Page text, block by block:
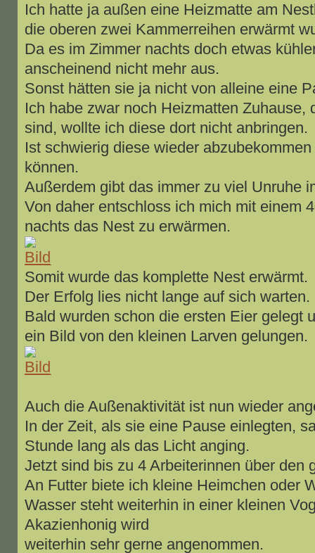
Ich hatte ja außen eine Heizmatte am
die oberen zwei Kammerreihen erwärmt
Da es im Zimmer nachts doch etwas
anscheinend nicht mehr aus.
Sonst hätten sie ja nicht von alleine eine
Ich habe zwar noch Heizmatten Zuhause,
sind, wollte ich diese dort nicht anbringen.
Ist schwierig diese wieder
können.
Außerdem gibt das immer zu viel Unruhe
Von daher entschloss ich mich mit einem
nachts das Nest zu erwärmen.
Somit wurde das komplette Nest erwärmt.
Der Erfolg lies nicht lange auf sich warten.
Bald wurden schon die ersten Eier gelegt
ein Bild von den kleinen Larven gelungen.
Auch die Außenaktivität ist nun wieder
In der Zeit, als sie eine Pause einlegten,
Stunde lang als das Licht anging.
Jetzt sind bis zu 4 Arbeiterinnen über den
An Futter biete ich kleine Heimchen oder
Wasser steht weiterhin in einer kleinen
Akazienhonig wird
weiterhin sehr gerne angenommen.